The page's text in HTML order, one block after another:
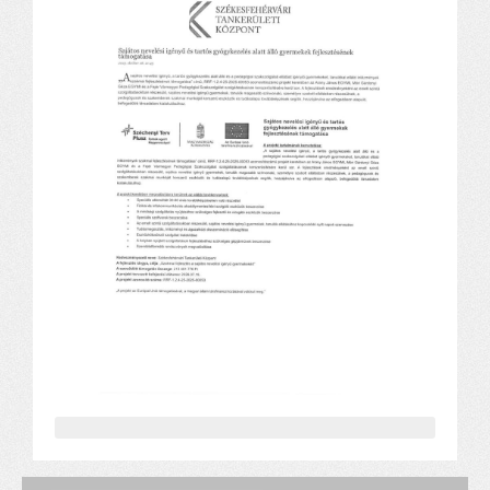
Pedagógiai szakmai ellenőrzés
Gyermek- és ifjúságvédelem
Projektjeink
Digitális témahét 2016
EFOP-3.1.6
Közlekedés biztonsági pályázat
TÁMOP 2.2.7.A-13/1
TÁMOP-3.1.4-12/2
Projektbeszámolók